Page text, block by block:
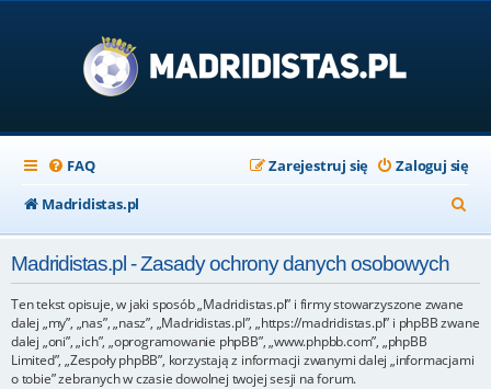
FAQ Zaloguj się
Zarejestruj się
Madridistas.pl
z
a
j
Madridistas.pl - Zasady ochrony danych osobowych
Ten tekst opisuje, w jaki sposób „Madridistas.pl” i firmy stowarzyszone zwane
dalej „my”, „nas”, „nasz”, „Madridistas.pl”, „https://madridistas.pl” i phpBB zwane
dalej „oni”, „ich”, „oprogramowanie phpBB”, „www.phpbb.com”, „phpBB
Limited”, „Zespoły phpBB”, korzystają z informacji zwanymi dalej „informacjami
o tobie” zebranych w czasie dowolnej twojej sesji na forum.